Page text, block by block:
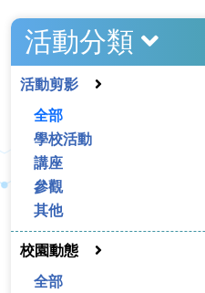
活動分類
活動剪影
全部
學校活動
講座
參觀
其他
校園動態
全部